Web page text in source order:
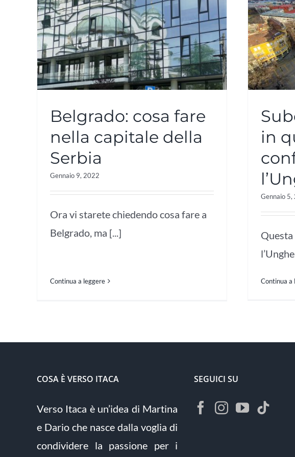
Belgrado: cosa fare
nella capitale della
Serbia
Gennaio 9, 2022
Ora vi starete chiedendo cosa fare a
Belgrado, ma [...]
Continua a leggere
in
Gennaio 5,
Continua a
COSA È VERSO ITACA
Verso Itaca è un’idea di Martina
e Dario che nasce dalla voglia di
condividere la passione per i
SEGUICI SU